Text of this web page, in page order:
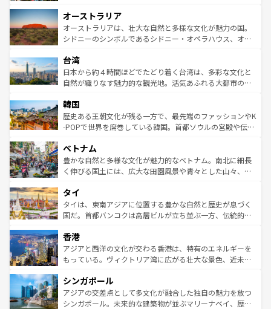
部のニューオーリンズでは、音楽と美食が融合した独特の
文化が魅力。旅行者はアメリカの各地域で異なる魅力を楽
しみながら、その多様性と豊かな歴史を感じることができ
ならではの贅沢な旅のスタイルだ。 なお、新着のアメリカ
情報はコンテンツ一覧を参照してほしい。
ワイ島は見逃せない。また、定番の観光地といえばオアフ
島だが、静かな自然を求めるならマウイ島やカウアイ島が
おすすめ。エメラルドグリーンに輝く海をはじめ、豊かな
れるおもてなしの心で訪れる人々を迎えてくれるハワイの
人々、おいしいローカルフードやハワイアンミュージッ
ク、伝統的なフラダンスなど、すべてがハワイの魅力を彩
ワイを、存分に味わってほしい。 なお、新着のハワイ情報
はコンテンツ一覧を参照してほしい。
オーストラリア
オーストラリアは、壮大な自然と多様な文化が魅力の国。
シドニーのシンボルであるシドニー・オペラハウス、オー
リアリーフや大陸中央部にそびえるウルル（エアーズロッ
ク）、タスマニアの美しい原生林やケアンズの熱帯雨林な
ど、見どころがたくさん。また、カフェやワイン、オージ
いる。アクティビティも充実しており、サーフィンやダイ
ビング、ハイキングなど、アウトドア好きにはたまらな
い。オーストラリアの多彩な魅力を存分に味わいつくそ
参照してほしい。
台湾
日本から約４時間ほどでたどり着く台湾は、多彩な文化と
自然が織りなす魅力的な観光地。活気あふれる大都市の台
ン）、静ひつな山岳地帯である台湾東部など、都市の喧騒
と山間の静けさが共存しており、訪れる人に新しい発見と
驚きをもたらしてくれる。また、奥深い台湾の食文化も魅
容にもいいと評判のスイーツなど、バラエティ豊かな料理
が味わえる。 なお、新着の台湾情報は コンテンツ一覧を参
照してほしい。
韓国
歴史ある王朝文化が残る一方で、最先端のファッションやK
-POPで世界を席巻している韓国。首都ソウルの宮殿や伝統
き、地方に足を延ばせば四季折々の自然美を楽しむことが
できる。そして、キムチや焼肉、絶品のストリートフード
まで、さまざまな韓国料理が待っている。夜には、韓国な
リティに包まれながら、韓国の多彩な魅力を心ゆくまで味
わってみてほしい。 なお、新着の韓国情報はコンテンツ一
覧を参照してほしい。
ベトナム
豊かな自然と多様な文化が魅力的なベトナム。南北に細長
く伸びる国土には、広大な田園風景や青々とした山々、世
急速な発展と共に伝統が息づく。ハノイの古い町並みやホ
ーチミン市のフランス統治時代の建物も、独特の雰囲気を
醸し出している。また、バラエティの豊かさとおいしさで
とつ。フォーやバインミー、ベトナムコーヒーなどは、ぜ
ひ現地で味わいたい。どの地域を訪れてもあたたかい人々
が旅行者を迎えてくれるので、きっと忘れられない旅にな
参照してほしい。
タイ
タイは、東南アジアに位置する豊かな自然と歴史が息づく
国だ。首都バンコクは高層ビルが立ち並ぶ一方、伝統的な
の活気が交差している。北部ではチェンマイなどの山岳地
帯で自然と触れ合い、南部ではプーケットやクラビの美し
いビーチでリゾート気分を楽しむことができる。タイ料理
激する。気候は一年中温暖で、どの季節にも異なる楽しみ
が待っている。親しみやすいタイの人々、仏教を中心とし
た文化、そして多様な観光資源が、訪れる旅人を魅了し続
香港
アジアと西洋の文化が交わる香港は、特有のエネルギーを
もっている。ヴィクトリア湾に広がる壮大な景色、近未来
み、どこを訪れても感動するはず。観光スポットが密集し
ており、効率よく見どころを回れるのも魅力。息をのむよ
うな絶景から文化的な体験まで、香港を存分に楽しみ尽く
シンガポール
アジアの交差点として多文化が融合した独自の魅力を放つ
シンガポール。未来的な建築物が並ぶマリーナベイ、歴史